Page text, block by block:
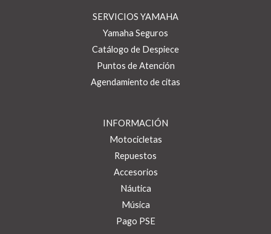
SERVICIOS YAMAHA
Yamaha Seguros
Catálogo de Despiece
Puntos de Atención
Agendamiento de citas
INFORMACIÓN
Motocicletas
Repuestos
Accesorios
Náutica
Música
Pago PSE